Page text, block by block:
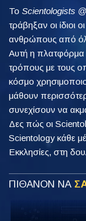
Το Scientologists
τράβηξαν οι ίδιοι
ανθρώπους από
Αυτή η πλατφόρμα
τρόπους με τους
κόσμο
μάθουν
συνεχίσουν να
Δες πώς οι
Scientology κάθε
Εκκλησίες, στη
ΠΙΘΑΝΟΝ ΝΑ